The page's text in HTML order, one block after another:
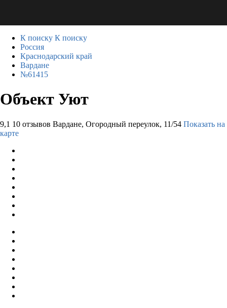
К поиску К поиску
Россия
Краснодарский край
Вардане
№61415
Объект Уют
9,1 10 отзывов Вардане, Огородный переулок, 11/54 Показать на
карте